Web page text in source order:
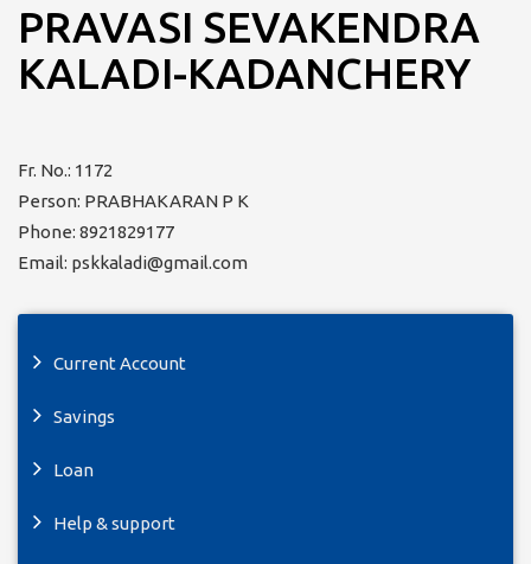
PRAVASI SEVAKENDRA
KALADI-KADANCHERY
Fr. No.: 1172
Person: PRABHAKARAN P K
Phone: 8921829177
Email: pskkaladi@gmail.com
Current Account
Savings
Loan
Help & support